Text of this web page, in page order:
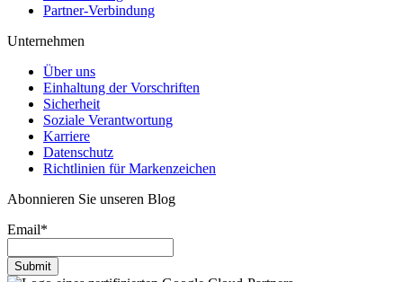
Partner-Verbindung
Unternehmen
Über uns
Einhaltung der Vorschriften
Sicherheit
Soziale Verantwortung
Karriere
Datenschutz
Richtlinien für Markenzeichen
Abonnieren Sie unseren Blog
Email*